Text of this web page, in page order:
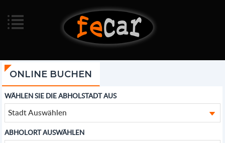
ONLINE BUCHEN
WÄHLEN SIE DIE ABHOLSTADT AUS
Stadt Auswählen
ABHOLORT AUSWÄHLEN